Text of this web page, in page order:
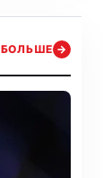
БОЛЬШЕ →